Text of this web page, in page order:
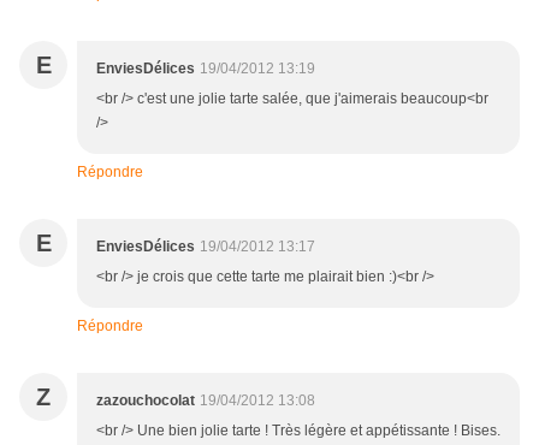
E EnviesDélices 19/04/2012 13:19
<br /> c'est une jolie tarte salée, que j'aimerais beaucoup<br
/>
Répondre
E EnviesDélices 19/04/2012 13:17
<br /> je crois que cette tarte me plairait bien :)<br />
Répondre
Z zazouchocolat 19/04/2012 13:08
<br /> Une bien jolie tarte ! Très légère et appétissante ! Bises.